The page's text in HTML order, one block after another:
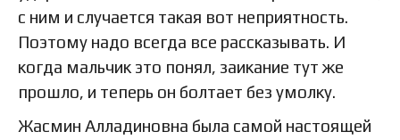
с ним и случается такая вот неприятность.
Поэтому надо всегда все рассказывать. И
когда мальчик это понял, заикание тут же
прошло, и теперь он болтает без умолку.
Жасмин Алладиновна была самой настоящей